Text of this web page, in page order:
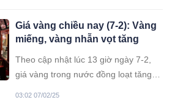
Giá vàng chiều nay (7-2): Vàng
miếng, vàng nhẫn vọt tăng
Theo cập nhật lúc 13 giờ ngày 7-2,
giá vàng trong nước đồng loạt tăng
03:02 07/02/25